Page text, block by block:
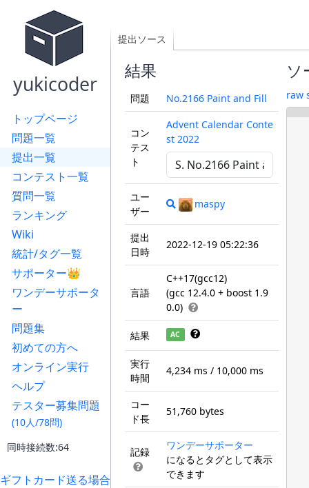
yukicoder
トップページ
問題一覧
提出一覧
コンテスト一覧
質問一覧
ランキング
Wiki
統計/タグ一覧
サポーター👑
ワンデーサポータ
ー
問題集
初めての方へ
オンライン実行
ヘルプ
テスター募集問題
(10人/78問)
同時接続数:64
ギフトカード送る場合
提出ソース
結果
問題 No.2166 Paint and Fill
コン
テス
ト
Advent Calendar Conte
st 2022
ユー
ザー
maspy
提出
日時
2022-12-19 05:22:36
言語
C++17(gcc12)
(gcc 12.4.0 + boost 1.9
0.0)
結果 AC
実行
時間
4,234 ms / 10,000 ms
コー
ド長
51,760 bytes
記録
ワンデーサポーター
になるとタグとして表示
できます
ソ
raw